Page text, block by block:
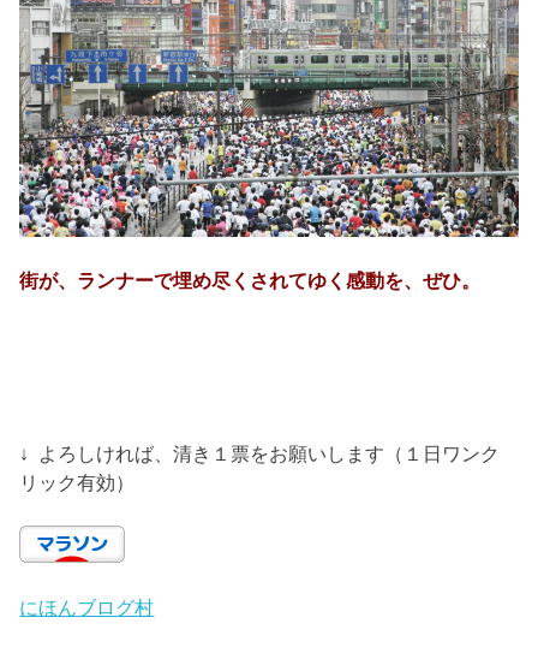
街が、ランナーで埋め尽くされてゆく感動を、ぜひ。
↓ よろしければ、清き１票をお願いします（１日ワンク
リック有効）
にほんブログ村